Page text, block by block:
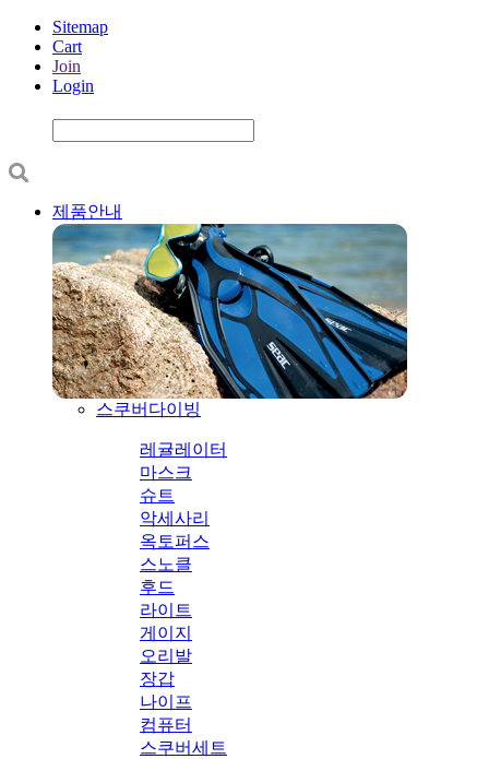
Sitemap
Cart
Join
Login
제품안내
스쿠버다이빙
레귤레이터
마스크
슈트
악세사리
옥토퍼스
스노클
후드
라이트
게이지
오리발
장갑
나이프
컴퓨터
스쿠버세트